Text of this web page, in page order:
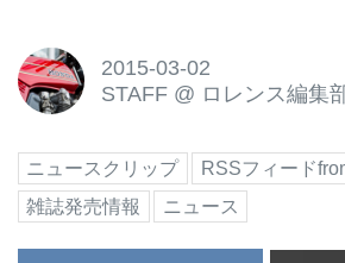
2015-03-02
STAFF @ ロレンス編集
ニュースクリップ
RSSフィード
雑誌発売情報
ニュース